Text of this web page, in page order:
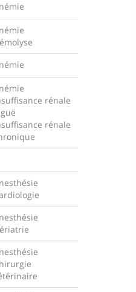
rénale
rénale